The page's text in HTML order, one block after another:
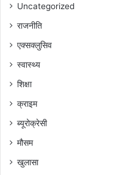
Uncategorized
राजनीति
एक्सक्लुसिव
स्वास्थ्य
शिक्षा
क्राइम
ब्यूरोक्रेसी
मौसम
खुलासा